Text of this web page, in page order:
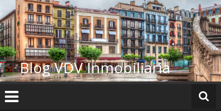
al
contenido
Blog VDV Inmobiliaria